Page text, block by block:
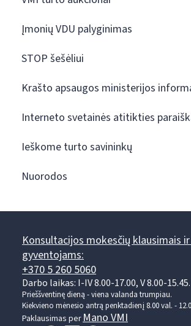
Įmonių VDU palyginimas
STOP šešėliui
Krašto apsaugos ministerijos
Interneto svetainės atitikties
Ieškome turto savininkų
Nuorodos
Konsultacijos mokesčių klausimais
gyventojams:
+370 5 260 5060
Darbo laikas: I-IV 8.00-17.00, V 8.00-15.45.
Prieššventinę dieną - viena valanda trumpiau.
Kiekvieno mėnesio antrą penktadienį 8.00 val. -
Paklausimas per Mano VMI